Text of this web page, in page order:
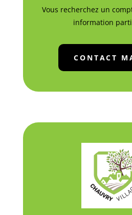
Vous recherchez un
information
CONTACT